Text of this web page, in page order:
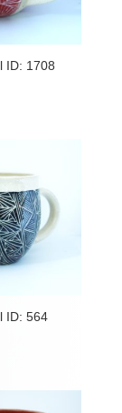
ID: 1708
ID: 564